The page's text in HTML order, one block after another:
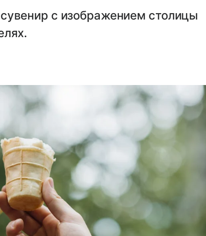
с изображением столицы